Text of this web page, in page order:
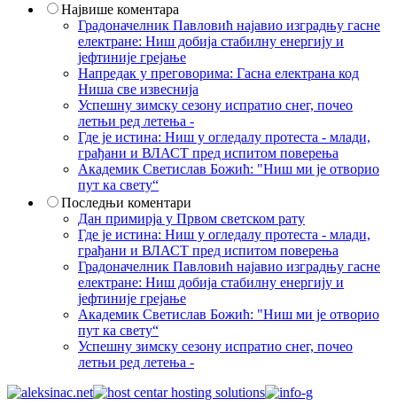
Највише коментара
Градоначелник Павловић најавио изградњу гасне
електране: Ниш добија стабилну енергију и
јефтиније грејање
Напредак у преговорима: Гасна електрана код
Ниша све извеснија
Успешну зимску сезону испратио снег, почео
летњи ред летења -
Где је истина: Ниш у огледалу протеста - млади,
грађани и ВЛАСТ пред испитом поверења
Академик Светислав Божић: "Ниш ми је отворио
пут ка свету“
Последњи коментари
Дан примирја у Првом светском рату
Где је истина: Ниш у огледалу протеста - млади,
грађани и ВЛАСТ пред испитом поверења
Градоначелник Павловић најавио изградњу гасне
електране: Ниш добија стабилну енергију и
јефтиније грејање
Академик Светислав Божић: "Ниш ми је отворио
пут ка свету“
Успешну зимску сезону испратио снег, почео
летњи ред летења -